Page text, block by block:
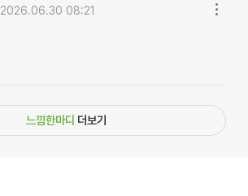
2026.06.30 08:21
느낌한마디 더보기